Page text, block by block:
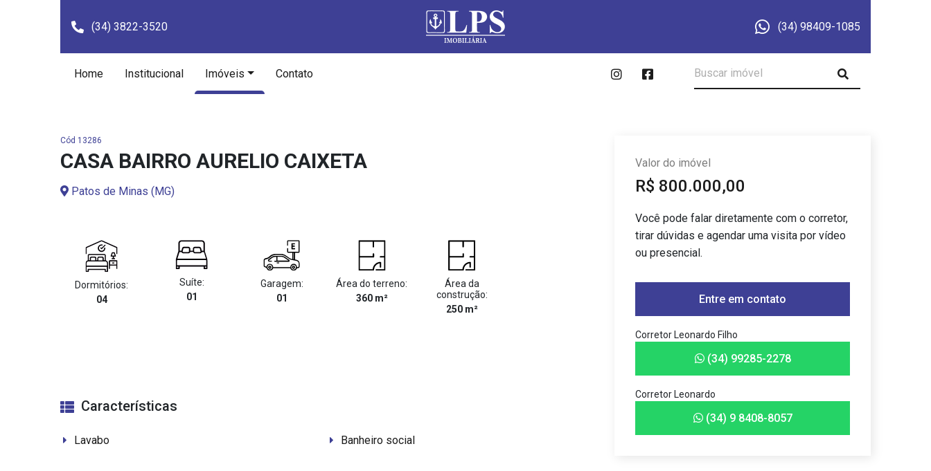
(34) 3822-3520 (34) 98409-1085
Home Institucional Imóveis Contato
Cód 13286
CASA BAIRRO AURELIO CAIXETA
Patos de Minas (MG)
Dormitórios:
04
Suíte:
01
Garagem:
01
Área do terreno:
360 m²
Área da
construção:
250 m²
Características
Lavabo Banheiro social
Valor do imóvel
R$ 800.000,00
Você pode falar diretamente com o corretor,
tirar dúvidas e agendar uma visita por vídeo
ou presencial.
Entre em contato
Corretor Leonardo Filho
(34) 99285-2278
Corretor Leonardo
(34) 9 8408-8057